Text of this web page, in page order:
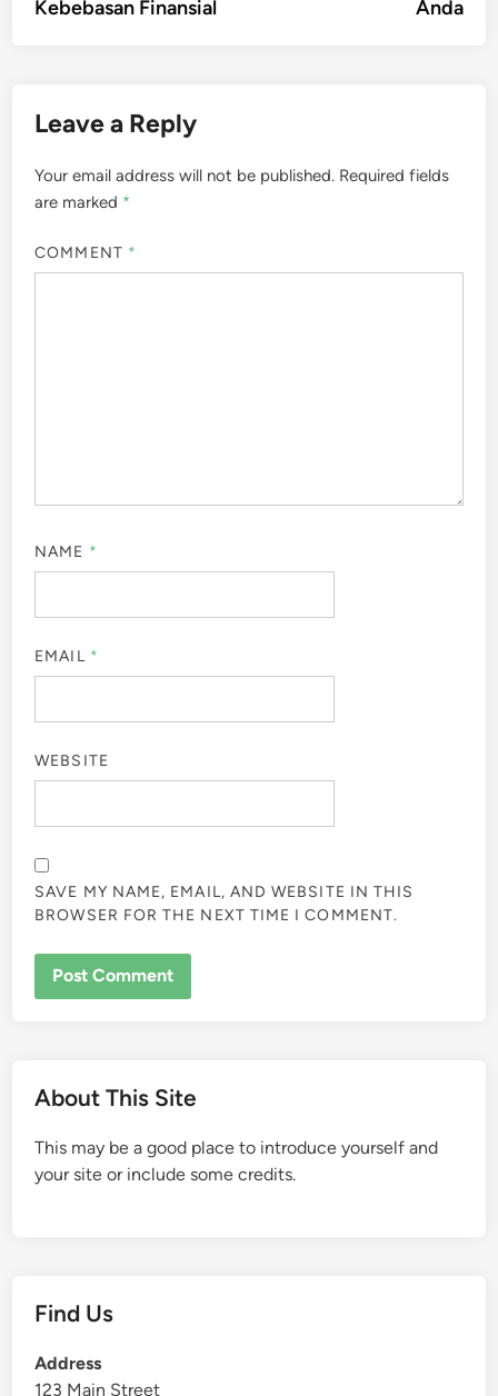
Kebebasan Finansial
Anda
Leave a Reply
Your email address will not be published. Required fields
are marked *
COMMENT *
NAME *
EMAIL *
WEBSITE
SAVE MY NAME, EMAIL, AND WEBSITE IN THIS
BROWSER FOR THE NEXT TIME I COMMENT.
About This Site
This may be a good place to introduce yourself and
your site or include some credits.
Find Us
Address
123 Main Street